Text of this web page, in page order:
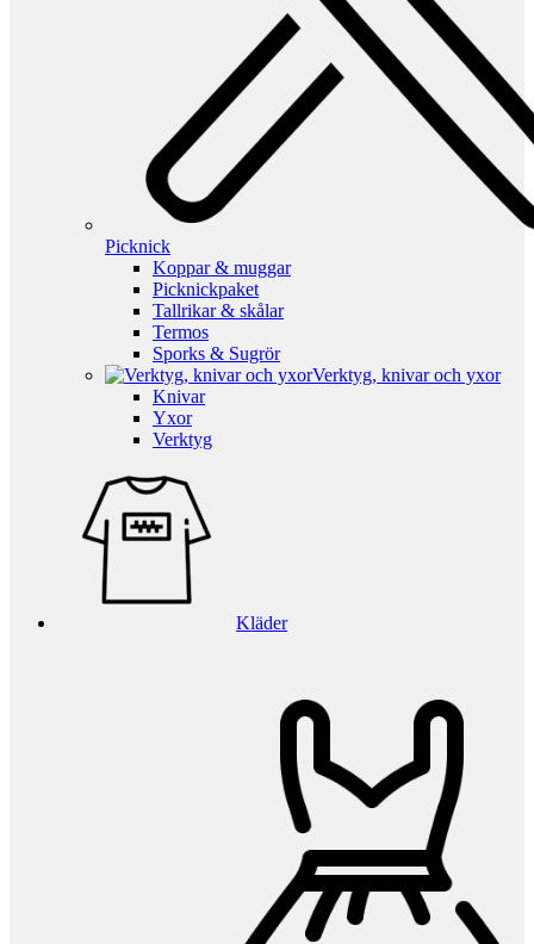
Picknick
Koppar & muggar
Picknickpaket
Tallrikar & skålar
Termos
Sporks & Sugrör
Verktyg, knivar och yxor
Knivar
Yxor
Verktyg
Kläder